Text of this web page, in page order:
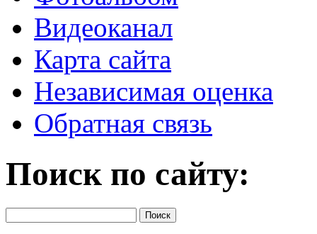
Видеоканал
Карта сайта
Независимая оценка
Обратная связь
Поиск по сайту: